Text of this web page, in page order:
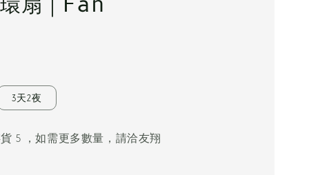
3天2夜
貨 5 ，如需更多數量，請洽友翔